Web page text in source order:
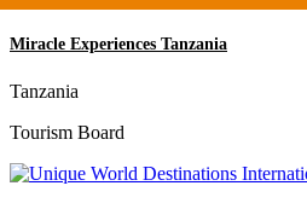
Miracle Experiences Tanzania
Tanzania
Tourism Board